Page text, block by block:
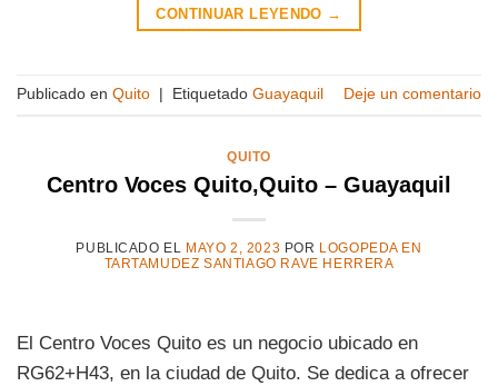
CONTINUAR LEYENDO →
Publicado en Quito Etiquetado Guayaquil Deje un comentario
QUITO
Centro Voces Quito,Quito – Guayaquil
PUBLICADO EL MAYO 2, 2023 POR LOGOPEDA EN
TARTAMUDEZ SANTIAGO RAVE HERRERA
El Centro Voces Quito es un negocio ubicado en
RG62+H43, en la ciudad de Quito. Se dedica a ofrecer